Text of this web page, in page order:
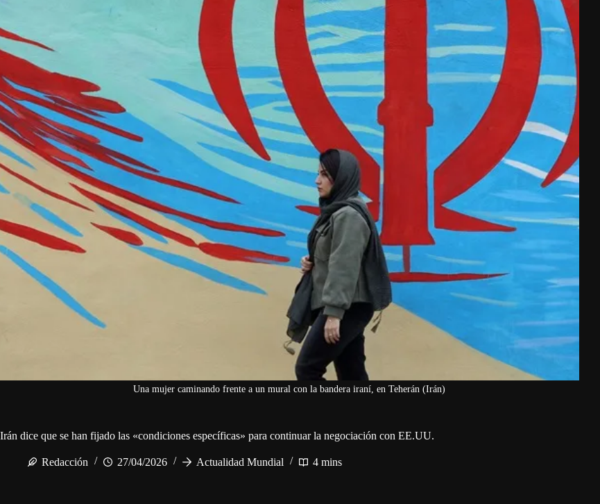
Una mujer caminando frente a un mural con la bandera iraní, en Teherán (Irán)
Irán dice que se han fijado las «condiciones específicas» para continuar la negociación con EE.UU.
Redacción 27/04/2026 Actualidad Mundial 4 mins